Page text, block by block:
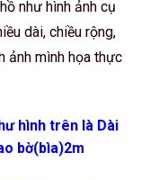
như hình ảnh cụ
dài, chiều rộng,
ảnh mình họa thực
hình trên là Dài
bờ(bìa)2m